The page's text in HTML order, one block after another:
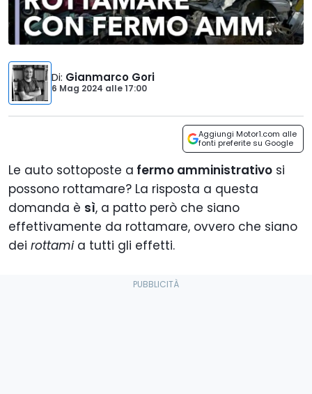
Di: Gianmarco Gori
6 Mag 2024 alle17:00
Aggiungi Motor1.com alle
fonti preferite su Google
Le auto sottoposte a fermo amministrativo si
possono rottamare? La risposta a questa
domanda è sì, a patto però che siano
effettivamente da rottamare, ovvero che siano
dei rottamia tutti gli effetti.